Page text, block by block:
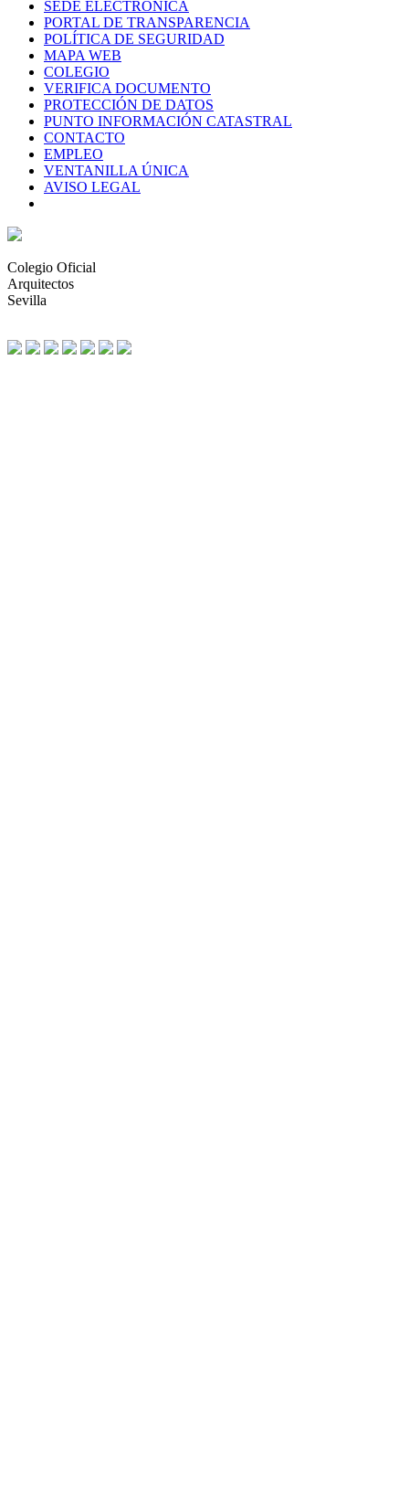
SEDE ELECTRÓNICA
PORTAL DE TRANSPARENCIA
POLÍTICA DE SEGURIDAD
MAPA WEB
COLEGIO
VERIFICA DOCUMENTO
PROTECCIÓN DE DATOS
PUNTO INFORMACIÓN CATASTRAL
CONTACTO
EMPLEO
VENTANILLA ÚNICA
AVISO LEGAL
Colegio Oficial
Arquitectos
Sevilla